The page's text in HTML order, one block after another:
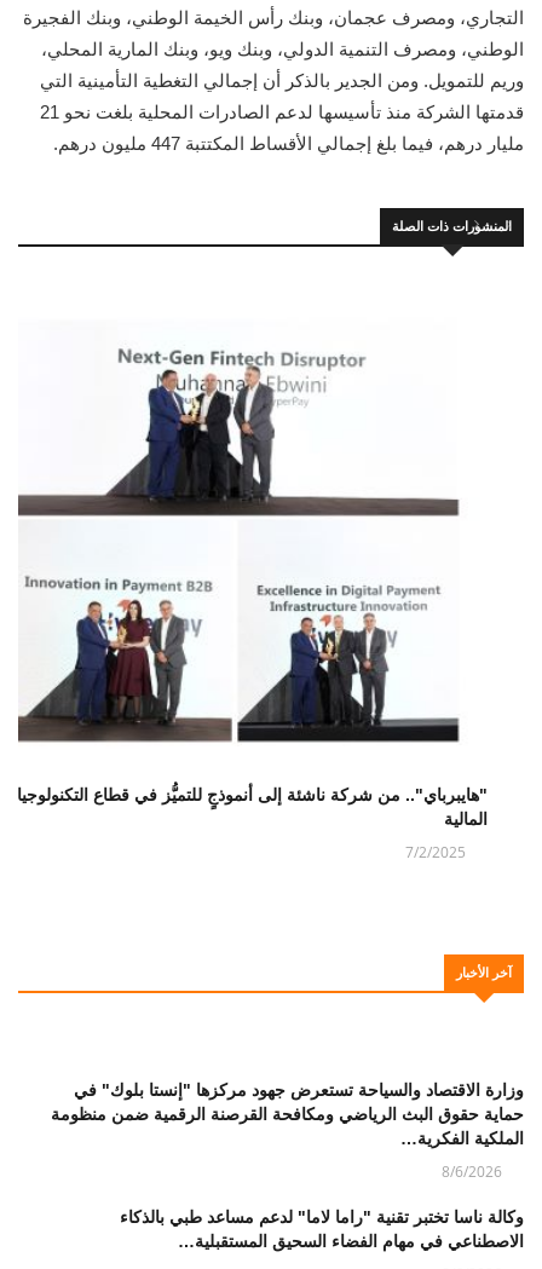
التجاري، ومصرف عجمان، وبنك رأس الخيمة الوطني، وبنك الفجيرة
الوطني، ومصرف التنمية الدولي، وبنك ويو، وبنك المارية المحلي،
وريم للتمويل. ومن الجدير بالذكر أن إجمالي التغطية التأمينية التي
قدمتها الشركة منذ تأسيسها لدعم الصادرات المحلية بلغت نحو 21
مليار درهم، فيما بلغ إجمالي الأقساط المكتتبة 447 مليون درهم.
المنشورات ذات الصلة
"هايبرباي".. من شركة ناشئة إلى أنموذجٍ للتميُّز في قطاع التكنولوجيا
المالية
7/2/2025
آخر الأخبار
وزارة الاقتصاد والسياحة تستعرض جهود مركزها "إنستا بلوك" في
حماية حقوق البث الرياضي ومكافحة القرصنة الرقمية ضمن منظومة
الملكية الفكرية…
8/6/2026
وكالة ناسا تختبر تقنية "راما لاما" لدعم مساعد طبي بالذكاء
الاصطناعي في مهام الفضاء السحيق المستقبلية…